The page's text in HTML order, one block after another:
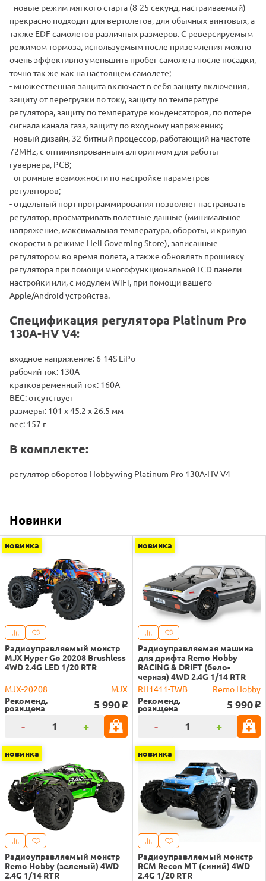
- новые режим мягкого старта (8-25 секунд, настраиваемый)
прекрасно подходит для вертолетов, для обычных винтовых, а
также EDF самолетов различных размеров. С реверсируемым
режимом тормоза, используемым после приземления можно
очень эффективно уменьшить пробег самолета после посадки,
точно так же как на настоящем самолете;
- множественная защита включает в себя защиту включения,
защиту от перегрузки по току, защиту по температуре
регулятора, защиту по температуре конденсаторов, по потере
сигнала канала газа, защиту по входному напряжению;
- новый дизайн, 32-битный процессор, работающий на частоте
72MHz, с оптимизированным алгоритмом для работы
гувернера, PCB;
- огромные возможности по настройке параметров
регуляторов;
- отдельный порт программирования позволяет настраивать
регулятор, просматривать полетные данные (минимальное
напряжение, максимальная температура, обороты, и кривую
скорости в режиме Heli Governing Store), записанные
регулятором во время полета, а также обновлять прошивку
регулятора при помощи многофункциональной LCD панели
настройки или, с модулем WiFi, при помощи вашего
Apple/Android устройства.
Спецификация регулятора Platinum Pro
130A-HV V4:
входное напряжение: 6-14S LiPo
рабочий ток: 130A
кратковременный ток: 160A
BEC: отсутствует
размеры: 101 x 45.2 x 26.5 мм
вес: 157 г
В комплекте:
регулятор оборотов Hobbywing Platinum Pro 130A-HV V4
Новинки
новинка
Радиоуправляемый монстр
MJX Hyper Go 20208 Brushless
4WD 2.4G LED 1/20 RTR
MJX-20208
MJX
Рекоменд.
розн.цена 5 990 o
- +
новинка
Радиоуправляемая машина
для дрифта Remo Hobby
RACING & DRIFT (бело-
черная) 4WD 2.4G 1/14 RTR
RH1411-TWB
Remo Hobby
Рекоменд.
розн.цена 5 990 o
- +
новинка
Радиоуправляемый монстр
Remo Hobby (зеленый) 4WD
2.4G 1/14 RTR
новинка
Радиоуправляемый монстр
RCM Recon MT (синий) 4WD
2.4G 1/20 RTR